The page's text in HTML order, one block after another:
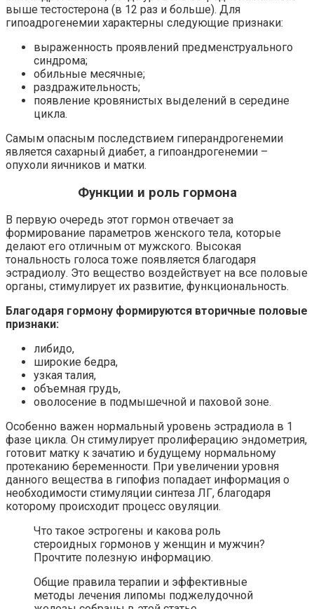
выше тестостерона (в 12 раз и больше). Для
гипоадрогенемии характерны следующие признаки:
выраженность проявлений предменструального
синдрома;
обильные месячные;
раздражительность;
появление кровянистых выделений в середине
цикла.
Самым опасным последствием гиперандрогенемии
является сахарный диабет, а гипоандрогенемии –
опухоли яичников и матки.
Функции и роль гормона
В первую очередь этот гормон отвечает за
формирование параметров женского тела, которые
делают его отличным от мужского. Высокая
тональность голоса тоже появляется благодаря
эстрадиолу. Это вещество воздействует на все половые
органы, стимулирует их развитие, функциональность.
Благодаря гормону формируются вторичные половые
признаки:
либидо,
широкие бедра,
узкая талия,
объемная грудь,
оволосение в подмышечной и паховой зоне.
Особенно важен нормальный уровень эстрадиола в 1
фазе цикла. Он стимулирует пролиферацию эндометрия,
готовит матку к зачатию и будущему нормальному
протеканию беременности. При увеличении уровня
данного вещества в гипофиз попадает информация о
необходимости стимуляции синтеза ЛГ, благодаря
которому происходит процесс овуляции.
Что такое эстрогены и какова роль
стероидных гормонов у женщин и мужчин?
Прочтите полезную информацию.
Общие правила терапии и эффективные
методы лечения липомы поджелудочной